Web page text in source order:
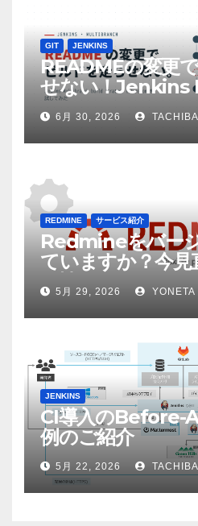
GIT JENKINS
READMEの変更
せない！
build strategy
してみた
6月 30, 2026
REDMINE サービス紹介
Redmineをバー
ていますか？今見
要性
5月 29, 2026 YONETA
JENKINS
CI導入のBefore-
例のご紹介
5月 22, 2026